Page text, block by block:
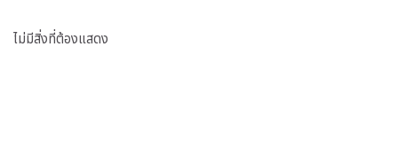
ไม่มีสิ่งที่ต้องแสดง
บล็อค
ข้าม {$ a}
Navigation